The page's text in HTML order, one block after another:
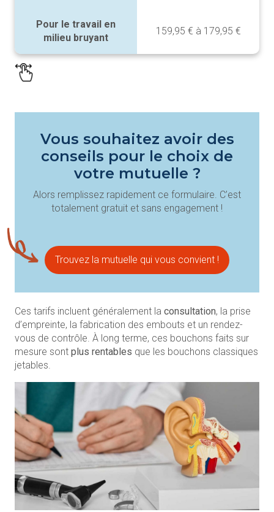
Pour le travail en
milieu bruyant
159,95 € à 179,95 €
Vous souhaitez avoir des
conseils pour le choix de
votre mutuelle ?
Alors remplissez rapidement ce formulaire. C’est
totalement gratuit et sans engagement !
Trouvez la mutuelle qui vous convient !
Ces tarifs incluent généralement la consultation, la prise
d’empreinte, la fabrication des embouts et un rendez-
vous de contrôle. À long terme, ces bouchons faits sur
mesure sont plus rentables que les bouchons classiques
jetables.